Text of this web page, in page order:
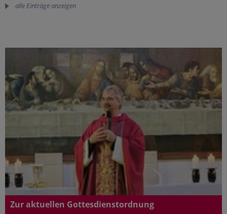
alle Einträge anzeigen
Zur aktuellen Gottesdienstordnung